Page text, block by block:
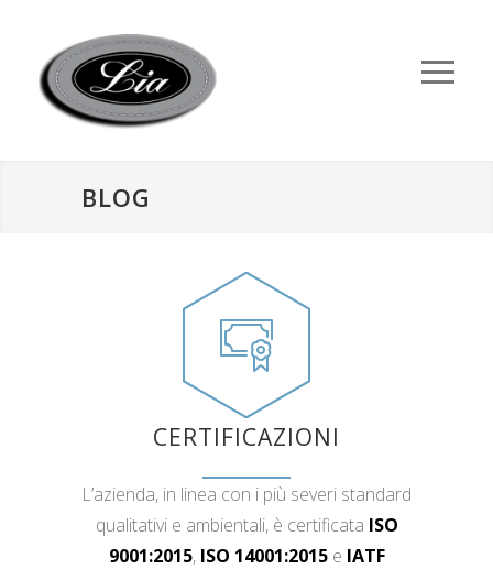
BLOG
CERTIFICAZIONI
L’azienda, in linea con i più severi standard
qualitativi e ambientali, è certificata ISO
9001:2015, ISO 14001:2015e IATF